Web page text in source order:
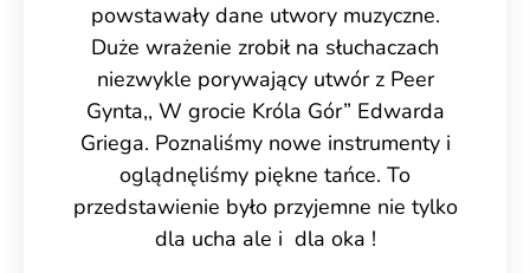
powstawały dane utwory muzyczne.
Duże wrażenie zrobił na słuchaczach
niezwykle porywający utwór z Peer
Gynta,, W grocie Króla Gór” Edwarda
Griega. Poznaliśmy nowe instrumenty i
oglądnęliśmy piękne tańce. To
przedstawienie było przyjemne nie tylko
dla ucha ale i dla oka !